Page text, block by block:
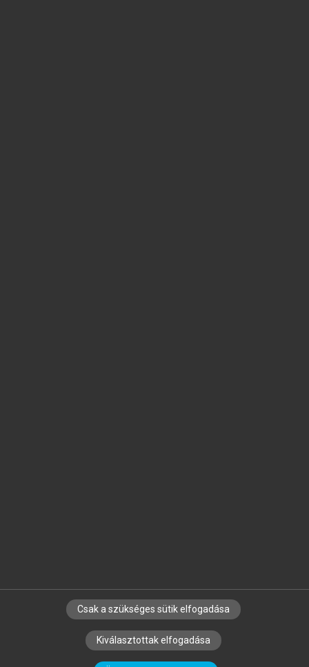
SZERZŐKNEK CÉGEKNEK KÖNYVTÁROSOKNAK
SZERKESZTÉSI ÉS LEKTORÁLÁSI ALAPELVEK
Csak a szükséges sütik elfogadása
Kiválasztottak elfogadása